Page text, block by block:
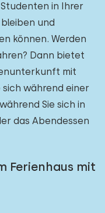
in Ihrer
und
können. Werden
Dann bietet
mit
sich während einer
Sie sich in
das Abendessen
Ferienhaus mit